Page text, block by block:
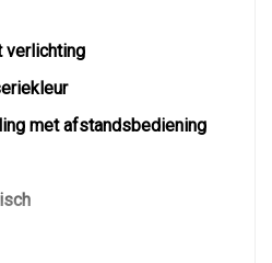
verlichting
met afstandsbediening